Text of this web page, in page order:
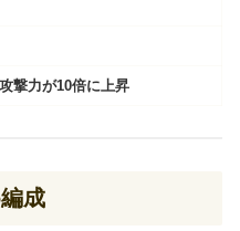
攻撃力が10倍に上昇
成